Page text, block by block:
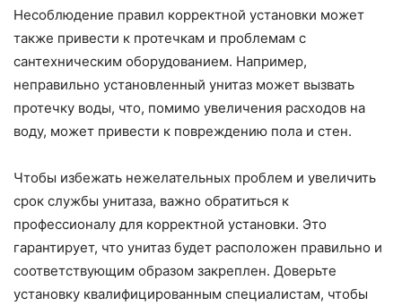
Несоблюдение правил корректной установки может
также привести к протечкам и проблемам с
сантехническим оборудованием. Например,
неправильно установленный унитаз может вызвать
протечку воды, что, помимо увеличения расходов на
воду, может привести к повреждению пола и стен.
Чтобы избежать нежелательных проблем и увеличить
срок службы унитаза, важно обратиться к
профессионалу для корректной установки. Это
гарантирует, что унитаз будет расположен правильно и
соответствующим образом закреплен. Доверьте
установку квалифицированным специалистам, чтобы